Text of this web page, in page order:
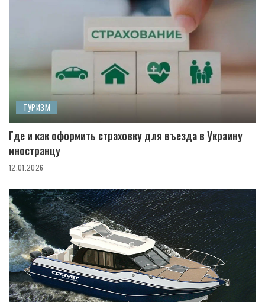
ТУРИЗМ
Где и как оформить страховку для въезда в Украину
иностранцу
12.01.2026